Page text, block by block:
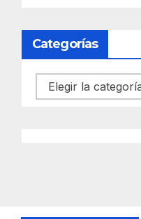
Categorías
Categorías